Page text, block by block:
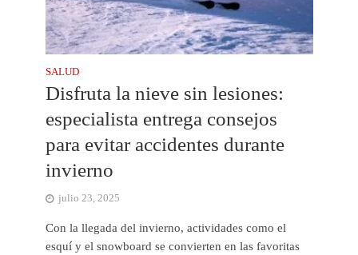
SALUD
Disfruta la nieve sin lesiones:
especialista entrega consejos
para evitar accidentes durante
invierno
julio 23, 2025
Con la llegada del invierno, actividades como el
esquí y el snowboard se convierten en las favoritas